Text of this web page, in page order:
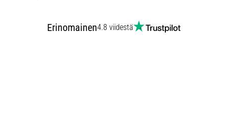
Erinomainen4.8 viidestä